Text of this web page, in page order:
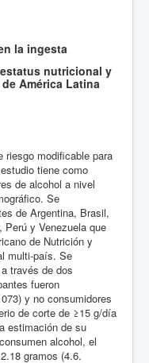
la ingesta
nutricional y
América Latina
riesgo modificable para
tiene como
de alcohol a nivel
Se
de Argentina, Brasil,
Perú y Venezuela que
de Nutrición y
multi-país. Se
través de dos
fueron
y no consumidores
de corte de ≥15 g/día
estimación de su
alcohol, el
gramos (4.6.